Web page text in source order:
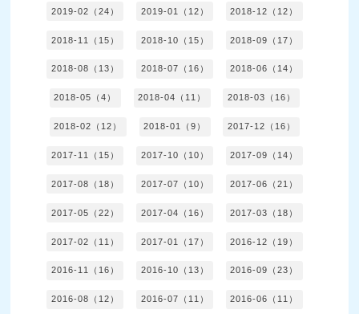
2019-02（24） 2019-01（12） 2018-12（12）
2018-11（15） 2018-10（15） 2018-09（17）
2018-08（13） 2018-07（16） 2018-06（14）
2018-05（4） 2018-04（11） 2018-03（16）
2018-02（12） 2018-01（9） 2017-12（16）
2017-11（15） 2017-10（10） 2017-09（14）
2017-08（18） 2017-07（10） 2017-06（21）
2017-05（22） 2017-04（16） 2017-03（18）
2017-02（11） 2017-01（17） 2016-12（19）
2016-11（16） 2016-10（13） 2016-09（23）
2016-08（12） 2016-07（11） 2016-06（11）